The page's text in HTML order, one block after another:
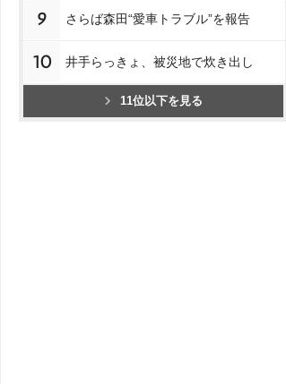
9 さらば森田“愛車トラブル”を報告
10 井手らっきょ、被災地で炊き出し
11位以下を見る